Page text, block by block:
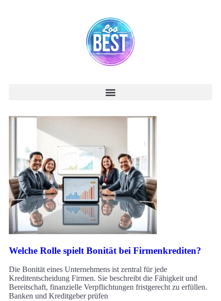
Welche Rolle spielt Bonität bei Firmenkrediten?
Die Bonität eines Unternehmens ist zentral für jede
Kreditentscheidung Firmen. Sie beschreibt die Fähigkeit und
Bereitschaft, finanzielle Verpflichtungen fristgerecht zu erfüllen.
Banken und Kreditgeber prüfen